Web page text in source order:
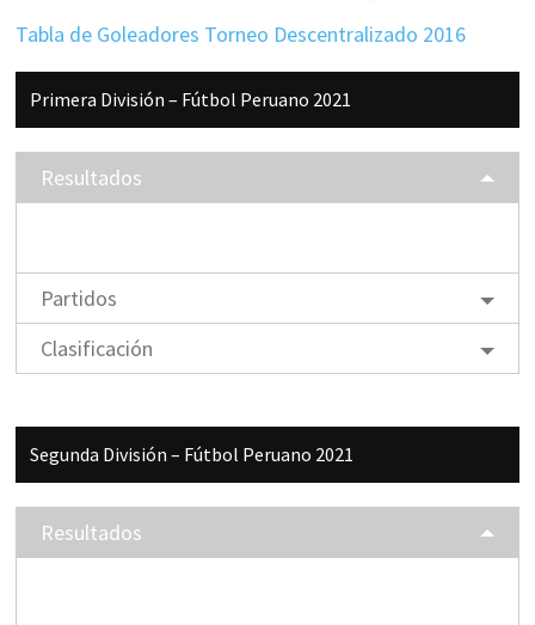
Tabla de Goleadores Torneo Descentralizado 2016
Barra
lateral
principal
Primera División – Fútbol Peruano 2021
Resultados
Partidos
Clasificación
Segunda División – Fútbol Peruano 2021
Resultados